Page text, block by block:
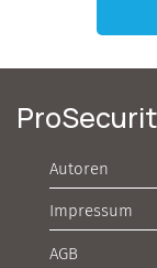
Autoren
Impressum
AGB